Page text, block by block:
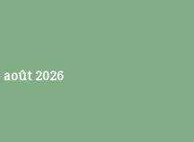
août 2026